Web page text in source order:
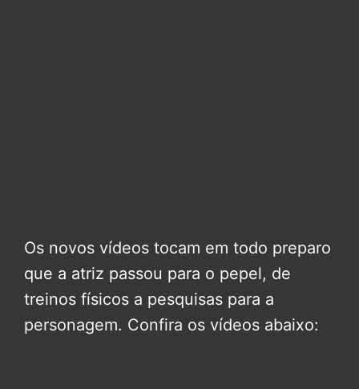
Os novos vídeos tocam em todo preparo
que a atriz passou para o pepel, de
treinos físicos a pesquisas para a
personagem. Confira os vídeos abaixo: